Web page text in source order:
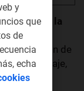
es la
de la
protección de
de garaje,
y
que
de
echa